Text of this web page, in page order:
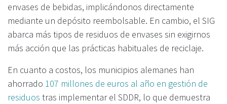
envases de bebidas, implicándonos directamente
mediante un depósito reembolsable. En cambio, el SIG
abarca más tipos de residuos de envases sin exigirnos
más acción que las prácticas habituales de reciclaje.
En cuanto a costos, los municipios alemanes han
ahorrado 107 millones de euros al año en gestión de
residuos tras implementar el SDDR, lo que demuestra